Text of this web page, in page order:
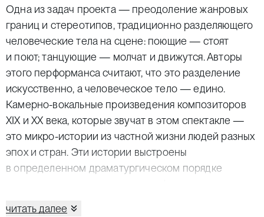
Одна из задач проекта — преодоление жанровых
границ и стереотипов, традиционно разделяющего
человеческие тела на сцене: поющие — стоят
и поют; танцующие — молчат и движутся. Авторы
этого перформанса считают, что это разделение
искусственно, а человеческое тело — едино.
Камерно-вокальные произведения композиторов
XIX и XX века, которые звучат в этом спектакле —
это микро-истории из частной жизни людей разных
эпох и стран. Эти истории выстроены
в определенном драматургическом порядке
читать далее